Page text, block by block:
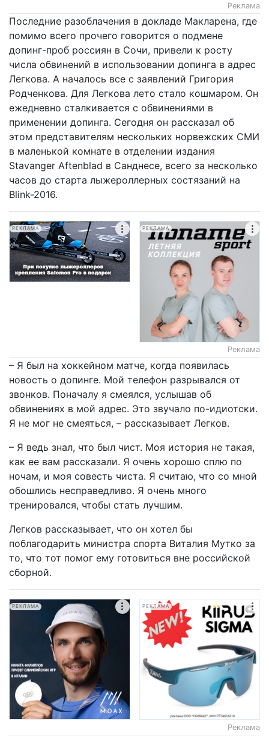
Реклама
Последние разоблачения в докладе Макларена, где
помимо всего прочего говорится о подмене
допинг-проб россиян в Сочи, привели к росту
числа обвинений в использовании допинга в адрес
Легкова. А началось все с заявлений Григория
Родченкова. Для Легкова лето стало кошмаром. Он
ежедневно сталкивается с обвинениями в
применении допинга. Сегодня он рассказал об
этом представителям нескольких норвежских СМИ
в маленькой комнате в отделении издания
Stavanger Aftenblad в Санднесе, всего за несколько
часов до старта лыжероллерных состязаний на
Blink-2016.
РЕКЛАМА РЕКЛАМА
Реклама
– Я был на хоккейном матче, когда появилась
новость о допинге. Мой телефон разрывался от
звонков. Поначалу я смеялся, услышав об
обвинениях в мой адрес. Это звучало по-идиотски.
Я не мог не смеяться, – рассказывает Легков.
– Я ведь знал, что был чист. Моя история не такая,
как ее вам рассказали. Я очень хорошо сплю по
ночам, и моя совесть чиста. Я считаю, что со мной
обошлись несправедливо. Я очень много
тренировался, чтобы стать лучшим.
Легков рассказывает, что он хотел бы
поблагодарить министра спорта Виталия Мутко за
то, что тот помог ему готовиться вне российской
сборной.
РЕКЛАМА РЕКЛАМА
Реклама